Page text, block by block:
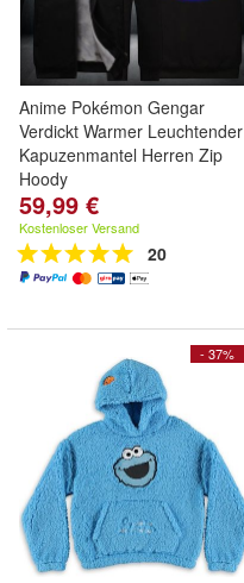
Anime Pokémon Gengar
Verdickt Warmer Leuchtender
Kapuzenmantel Herren Zip
Hoody
59,99 €
Kostenloser Versand
20
- 37%